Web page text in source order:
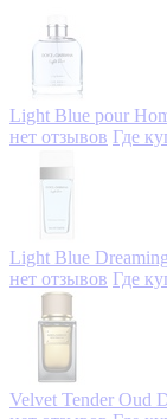
Light Blue pour
нет отзывов Где
Light Blue
нет отзывов Где
Velvet Tender Oud